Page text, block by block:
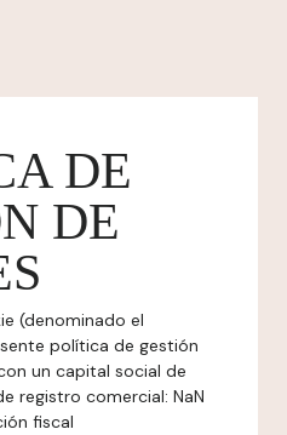
DE
DE
(denominado el
política de gestión
un capital social de
registro comercial: NaN
fiscal